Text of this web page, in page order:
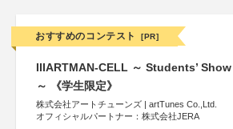
おすすめのコンテスト [PR]
IIIARTMAN-CELL ～ Students’
～ 《学生限定》
株式会社アートチューンズ | artTunes Co.,Ltd.
オフィシャルパートナー：株式会社JERA